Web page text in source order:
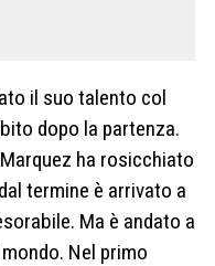
il suo talento col
dopo la partenza.
ha rosicchiato
termine è arrivato a
Ma è andato a
Nel primo